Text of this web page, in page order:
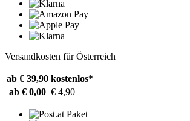
Versandkosten für Österreich
ab € 39,90 kostenlos*
ab € 0,00 € 4,90